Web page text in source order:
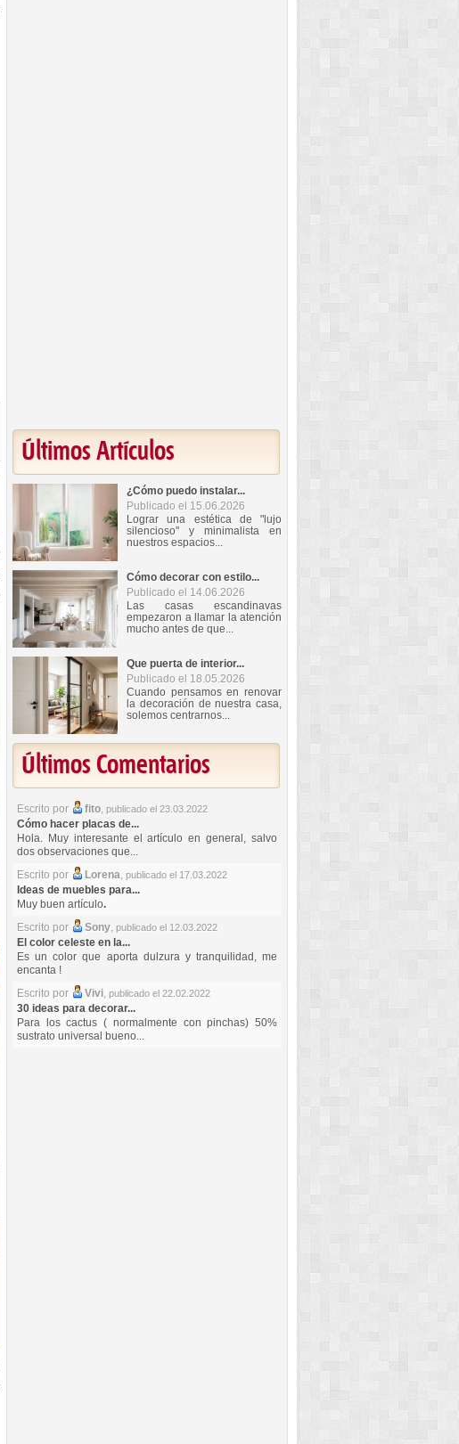
Últimos Artículos
¿Cómo puedo instalar...
Publicado el 15.06.2026
Lograr una estética de "lujo
silencioso" y minimalista en
nuestros espacios...
Cómo decorar con estilo...
Publicado el 14.06.2026
Las casas escandinavas
empezaron a llamar la atención
mucho antes de que...
Que puerta de interior...
Publicado el 18.05.2026
Cuando pensamos en renovar
la decoración de nuestra casa,
solemos centrarnos...
Últimos Comentarios
Escrito por fito, publicado el 23.03.2022
Cómo hacer placas de...
Hola. Muy interesante el artículo en general, salvo
dos observaciones que...
Escrito por
Lorena, publicado el 17.03.2022
Ideas de muebles para...
Muy buen artículo.
Escrito por
Sony, publicado el 12.03.2022
El color celeste en la...
Es un color que aporta dulzura y tranquilidad, me
encanta !
Escrito por
Vivi, publicado el 22.02.2022
30 ideas para decorar...
Para los cactus ( normalmente con pinchas) 50%
sustrato universal bueno...